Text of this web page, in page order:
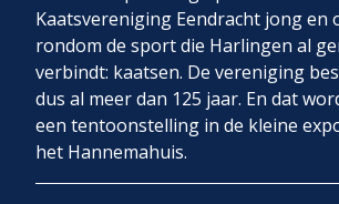
Kaatsvereniging Eendracht jong en
rondom de sport die Harlingen al
verbindt: kaatsen. De vereniging
dus al meer dan 125 jaar. En dat
een tentoonstelling in de kleine
het Hannemahuis.